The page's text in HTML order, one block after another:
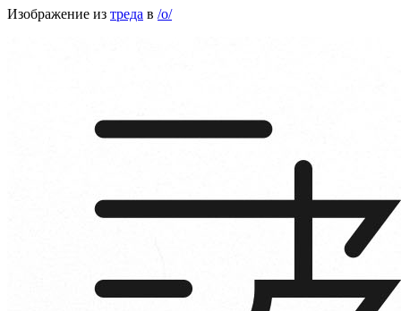
Изображение из треда в /o/